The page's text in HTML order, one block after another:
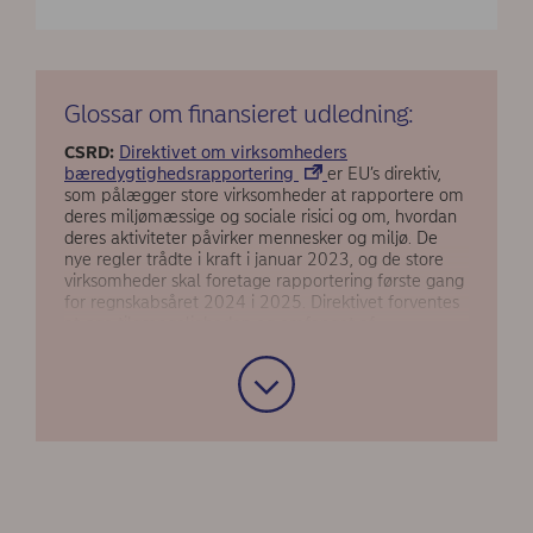
Glossar om finansieret udledning:
CSRD: Direktivet om virksomheders
bæredygtighedsrapportering
er EU’s direktiv,
som pålægger store virksomheder at rapportere om
deres miljømæssige og sociale risici og om, hvordan
deres aktiviteter påvirker mennesker og miljø. De
nye regler trådte i kraft i januar 2023, og de store
virksomheder skal foretage rapportering første gang
for regnskabsåret 2024 i 2025. Direktivet forventes
bæredygtighedsdata, som vil hjælpe finansielle
institutioner med at beregne deres finansierede